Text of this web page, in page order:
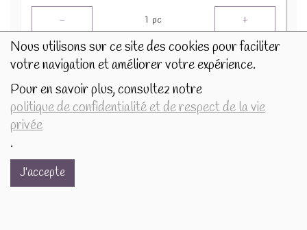
Nous utilisons sur ce site des cookies pour faciliter
votre navigation et améliorer votre expérience.
Pour en savoir plus, consultez notre
politique de confidentialité et de respect de la vie
privée
.
J'accepte
- 1 pc +
16.9€